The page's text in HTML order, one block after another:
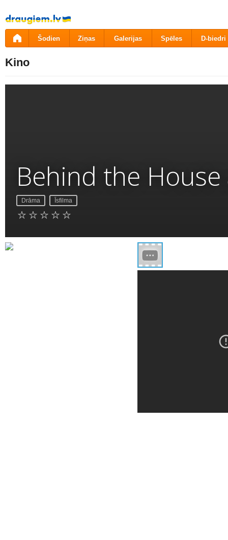
Pāriet
uz
saturu
Šodien Ziņas Galerijas Spēles D-biedri
Kino
Behind the House
Drāma Īsfilma